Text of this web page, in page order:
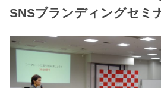
SNSブランディングセミ